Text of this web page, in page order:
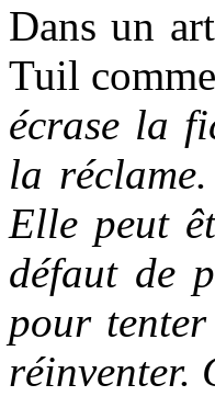
Dans un
Tuil
écrase la
la
Elle peut
défaut de
pour
réinventer.